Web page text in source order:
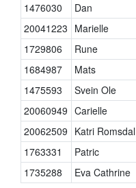
1476030
Dan
20041223 Marielle
1729806
Rune
1684987
Mats
1475593
Svein Ole
20060949 Carielle
20062509 Katri Romsdal
1763331
Patric
1735288
Eva Cathrine